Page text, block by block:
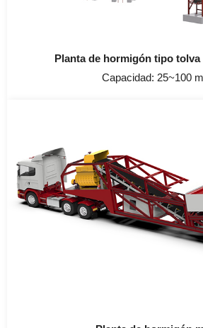
Planta de hormigón tipo tolva
Capacidad: 25~100